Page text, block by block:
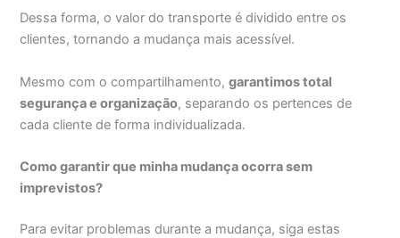
Dessa forma, o valor do transporte é dividido entre os
clientes, tornando a mudança mais acessível.
Mesmo com o compartilhamento,garantimos total
segurança e organização, separando os pertences de
cada cliente de forma individualizada.
Como garantir que minha mudança ocorra sem
imprevistos?
Para evitar problemas durante a mudança, siga estas